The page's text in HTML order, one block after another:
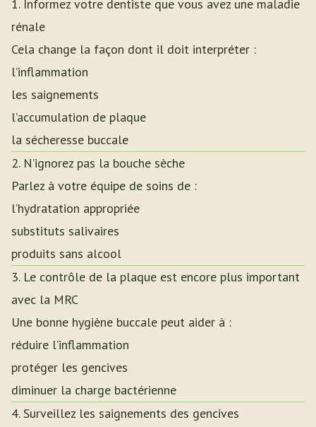
1. Informez votre dentiste que vous avez une maladie
rénale
Cela change la façon dont il doit interpréter :
l’inflammation
les saignements
l’accumulation de plaque
la sécheresse buccale
2. N’ignorez pas la bouche sèche
Parlez à votre équipe de soins de :
l’hydratation appropriée
substituts salivaires
produits sans alcool
3. Le contrôle de la plaque est encore plus important
avec la MRC
Une bonne hygiène buccale peut aider à :
réduire l’inflammation
protéger les gencives
diminuer la charge bactérienne
4. Surveillez les saignements des gencives